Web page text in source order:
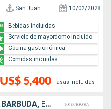
San Juan 10/02/2028
US$ 5,400 Tasas incluidas
Bebidas incluidas
Servicio de mayordomo incluido
Cocina gastronómica
Comidas incluidas
PUERTO RICO, ANTIGUA Y BARBUDA, ESTADOS UNIDOS, FRANCIA,